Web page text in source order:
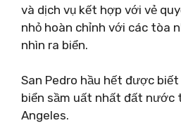
và dịch vụ kết hợp với vẻ
nhỏ hoàn chỉnh với các tòa
nhìn ra biển.
San Pedro hầu hết được
biển sầm uất nhất đất nước
Angeles.